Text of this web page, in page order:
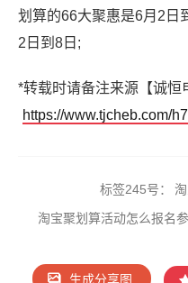
划算的66大聚惠是6月2日
2日到8日;
*转载时请备注来源【诚恒
https://www.tjcheb.com/
标签245号：
淘宝聚划算活动怎么报名
生成分享图